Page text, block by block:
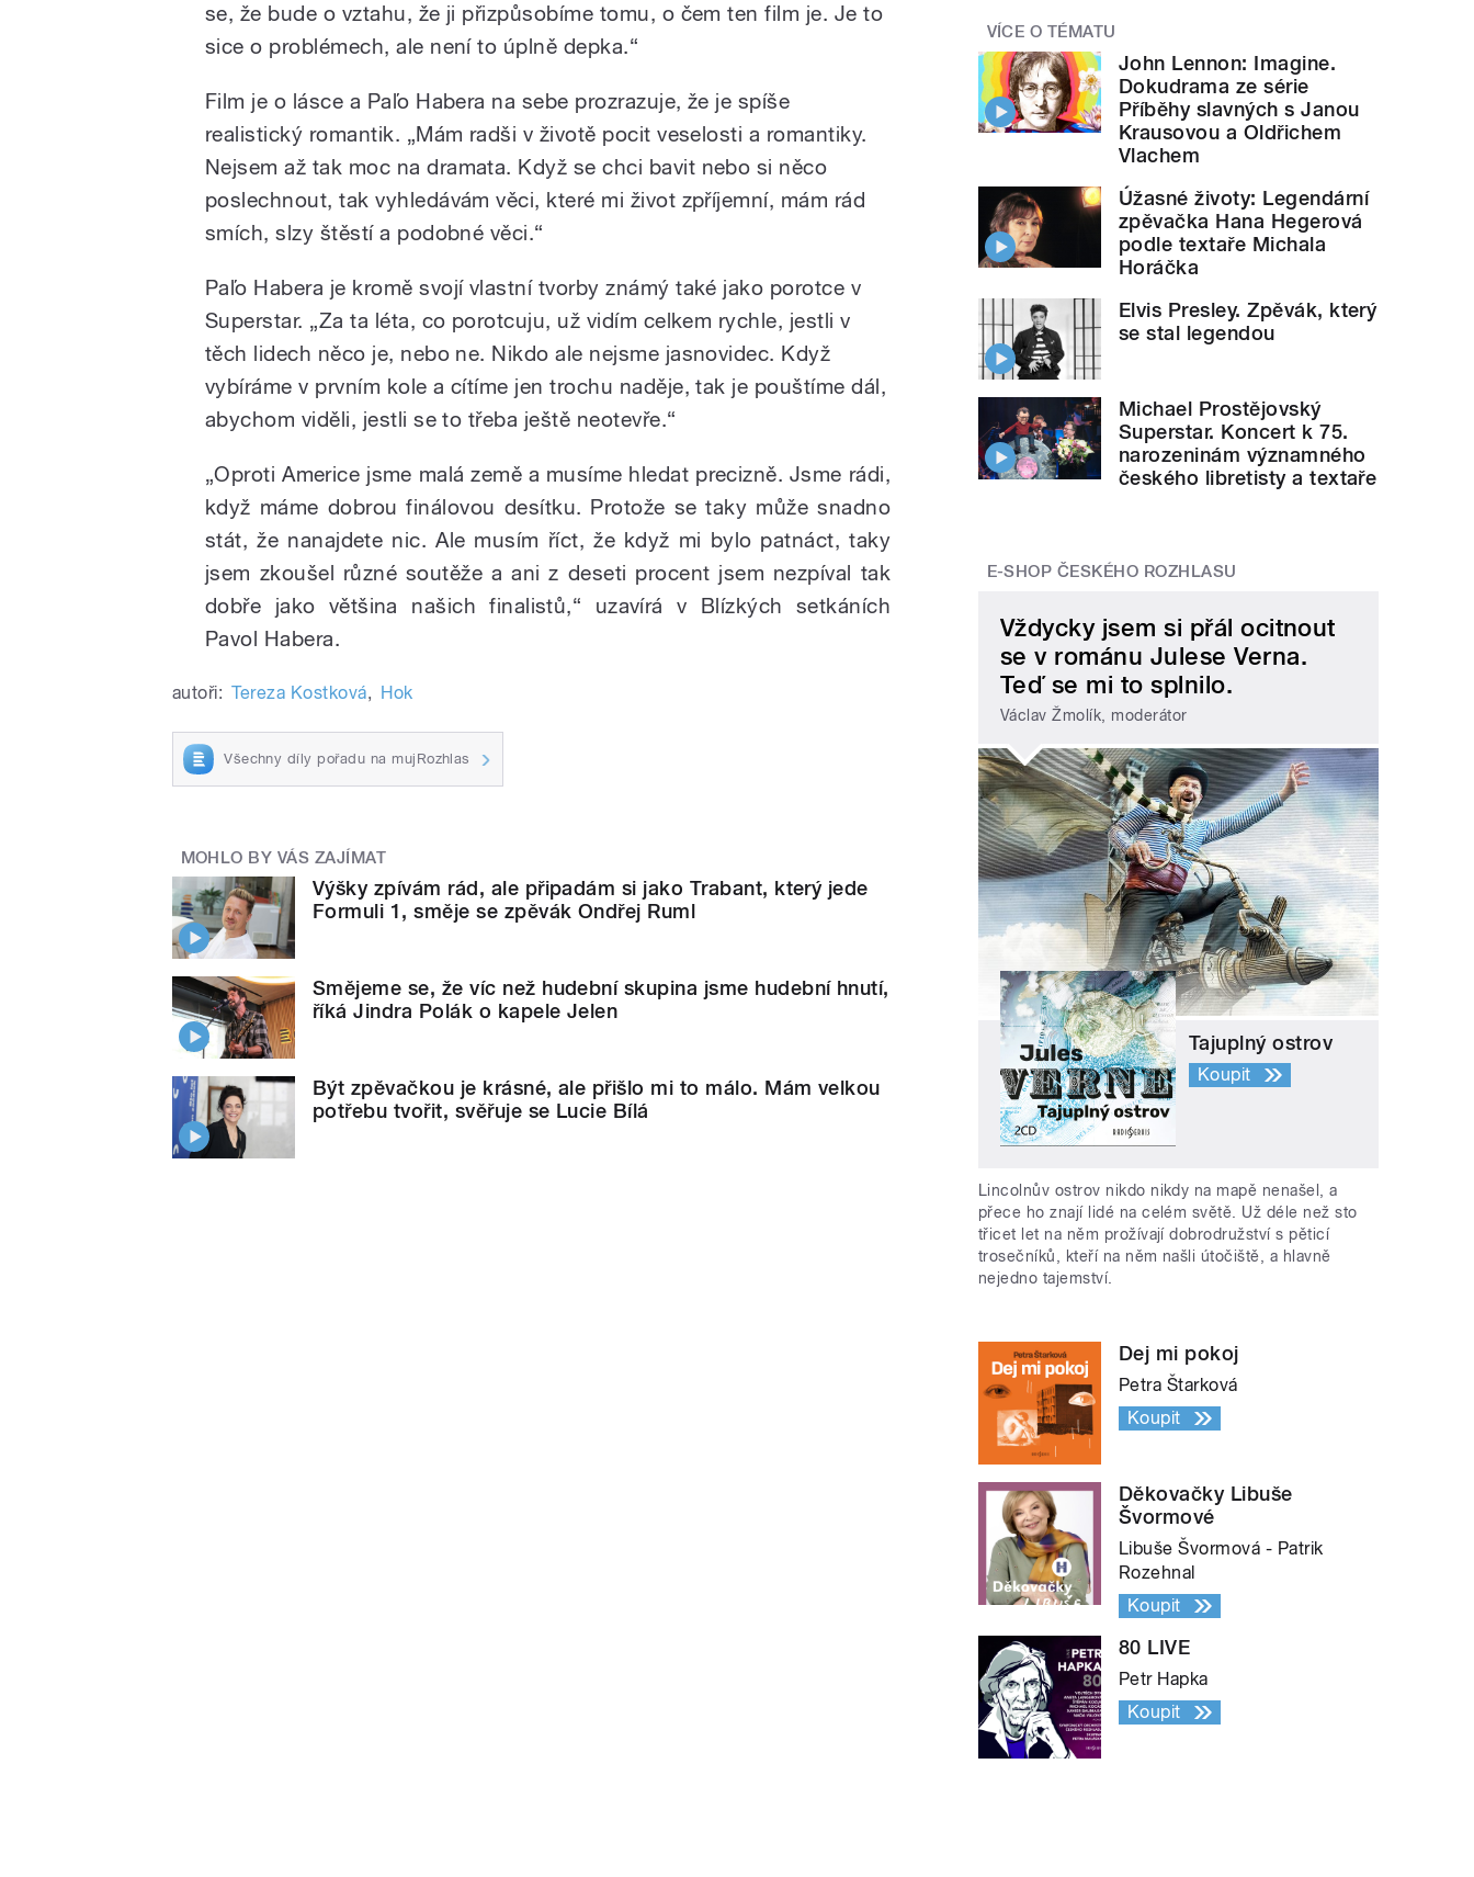
se, že bude o vztahu, že ji přizpůsobíme tomu, o čem ten film je. Je to
sice o problémech, ale není to úplně depka.“
Film je o lásce a Paľo Habera na sebe prozrazuje, že je spíše
realistický romantik. „Mám radši v životě pocit veselosti a romantiky.
Nejsem až tak moc na dramata. Když se chci bavit nebo si něco
poslechnout, tak vyhledávám věci, které mi život zpříjemní, mám rád
smích, slzy štěstí a podobné věci.“
Paľo Habera je kromě svojí vlastní tvorby známý také jako porotce v
Superstar. „Za ta léta, co porotcuju, už vidím celkem rychle, jestli v
těch lidech něco je, nebo ne. Nikdo ale nejsme jasnovidec. Když
vybíráme v prvním kole a cítíme jen trochu naděje, tak je pouštíme dál,
abychom viděli, jestli se to třeba ještě neotevře.“
„Oproti Americe jsme malá země a musíme hledat precizně. Jsme rádi,
když máme dobrou finálovou desítku. Protože se taky může snadno
stát, že nanajdete nic. Ale musím říct, že když mi bylo patnáct, taky
jsem zkoušel různé soutěže a ani z deseti procent jsem nezpíval tak
dobře jako většina našich finalistů,“ uzavírá v Blízkých setkáních
Pavol Habera.
autoři: Tereza Kostková, Hok
Všechny díly pořadu na mujRozhlas
MOHLO BY VÁS ZAJÍMAT
Výšky zpívám rád, ale připadám si jako Trabant, který jede
Formuli 1, směje se zpěvák Ondřej Ruml
Smějeme se, že víc než hudební skupina jsme hudební hnutí,
říká Jindra Polák o kapele Jelen
Být zpěvačkou je krásné, ale přišlo mi to málo. Mám velkou
potřebu tvořit, svěřuje se Lucie Bílá
VÍCE O TÉMATU
John Lennon: Imagine.
Dokudrama ze série
Příběhy slavných s Janou
Krausovou a Oldřichem
Vlachem
Úžasné životy: Legendární
zpěvačka Hana Hegerová
podle textaře Michala
Horáčka
Elvis Presley. Zpěvák, který
se stal legendou
Michael Prostějovský
Superstar. Koncert k 75.
narozeninám významného
českého libretisty a textaře
E-SHOP ČESKÉHO ROZHLASU
Vždycky jsem si přál ocitnout
se v románu Julese Verna.
Teď se mi to splnilo.
Václav Žmolík, moderátor
Tajuplný ostrov
Koupit
Lincolnův ostrov nikdo nikdy na mapě nenašel, a
přece ho znají lidé na celém světě. Už déle než sto
třicet let na něm prožívají dobrodružství s pěticí
trosečníků, kteří na něm našli útočiště, a hlavně
nejedno tajemství.
Dej mi pokoj
Petra Štarková
Koupit
Děkovačky Libuše
Švormové
Libuše Švormová - Patrik
Rozehnal
Koupit
80 LIVE
Petr Hapka
Koupit